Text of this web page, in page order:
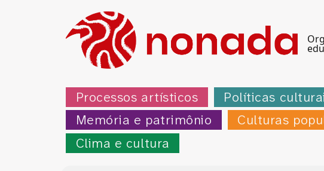
Processos artísticos Políticas
Memória e patrimônio
Culturas
Clima e cultura